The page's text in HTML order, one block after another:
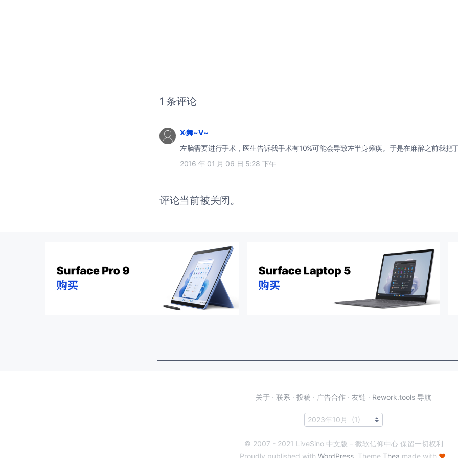
1 条评论
X·舞~V~
左脑需要进行手术，医生告诉我手术有10%可能会导致左半身瘫痪。于是在麻醉之前我把
2016 年 01 月 06 日 5:28 下午
评论当前被关闭。
关于 · 联系 · 投稿 · 广告合作 · 友链 · Rework.tools 导航
© 2007 - 2021 LiveSino 中文版 – 微软信仰中心 保留一切权利
Proudly published with WordPress. Theme Thea made with ♥.